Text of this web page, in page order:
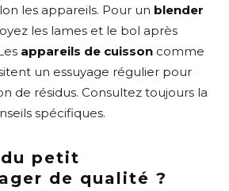
les appareils. Pour un blender
les lames et le bol après
appareils de cuisson comme
un essuyage régulier pour
de résidus. Consultez toujours la
spécifiques.
petit
de qualité ?